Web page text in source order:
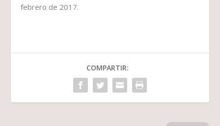
febrero de 2017.
COMPARTIR: